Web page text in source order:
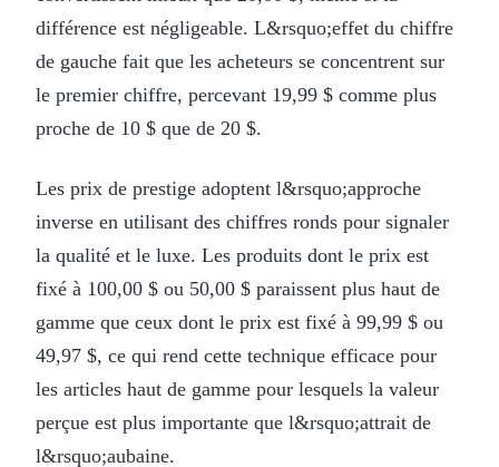
différence est négligeable. L&rsquo;effet du chiffre
de gauche fait que les acheteurs se concentrent sur
le premier chiffre, percevant 19,99 $ comme plus
proche de 10 $ que de 20 $.
Les prix de prestige adoptent l&rsquo;approche
inverse en utilisant des chiffres ronds pour signaler
la qualité et le luxe. Les produits dont le prix est
fixé à 100,00 $ ou 50,00 $ paraissent plus haut de
gamme que ceux dont le prix est fixé à 99,99 $ ou
49,97 $, ce qui rend cette technique efficace pour
les articles haut de gamme pour lesquels la valeur
perçue est plus importante que l&rsquo;attrait de
l&rsquo;aubaine.